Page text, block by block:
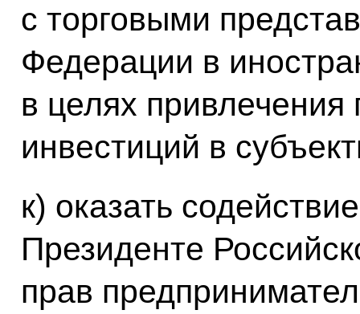
с торговыми
Федерации в
в целях
инвестиций в
к) оказать
Президенте
прав